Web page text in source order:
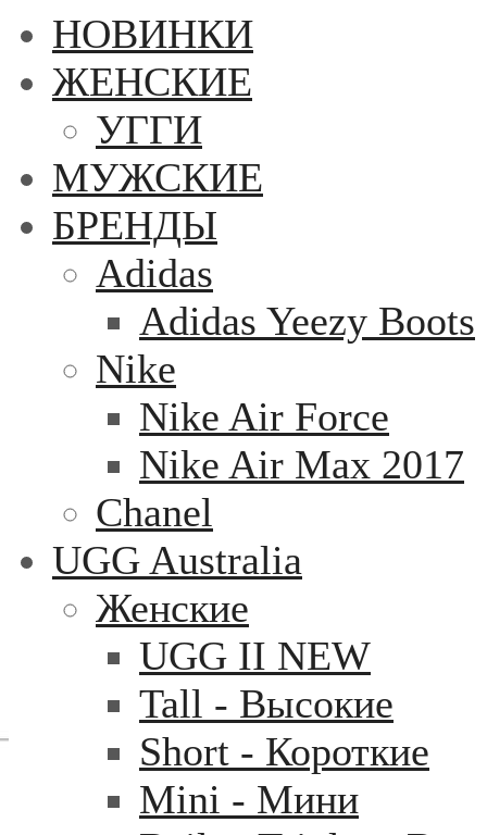
НОВИНКИ
ЖЕНСКИЕ
УГГИ
МУЖСКИЕ
БРЕНДЫ
Adidas
Adidas Yeezy Boots
Nike
Nike Air Force
Nike Air Max 2017
Chanel
UGG Australia
Женские
UGG II NEW
Tall - Высокие
Short - Короткие
Mini - Mини